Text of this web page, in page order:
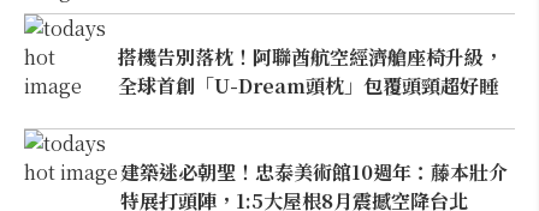
搭機告別落枕！阿聯酋航空經濟艙座椅升級，
全球首創「U-Dream頭枕」包覆頭頸超好睡
建築迷必朝聖！忠泰美術館10週年：藤本壯介
特展打頭陣，1:5大屋根8月震撼空降台北